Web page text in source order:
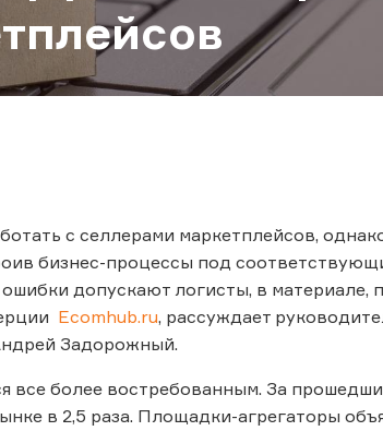
с селлерами маркетплейсов,
бизнес-процессы под
ошибки допускают логисты, в материале,
Ecomhub.ru, рассуждает
Задорожный.
все более востребованным. За
в 2,5 раза. Площадки-агрегаторы